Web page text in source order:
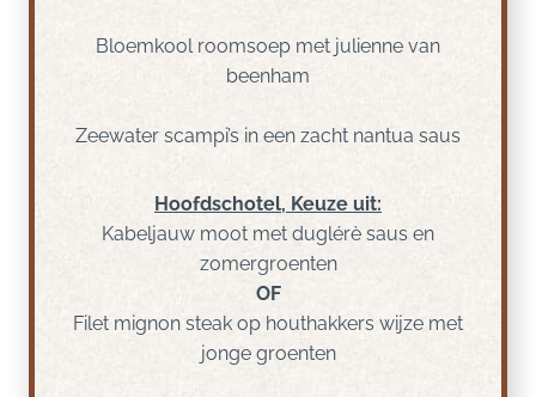
Bloemkool roomsoep met julienne van
beenham
Zeewater scampi’s in een zacht nantua saus
Hoofdschotel, Keuze uit:
Kabeljauw moot met duglérè saus en
zomergroenten
OF
Filet mignon steak op houthakkers wijze met
jonge groenten